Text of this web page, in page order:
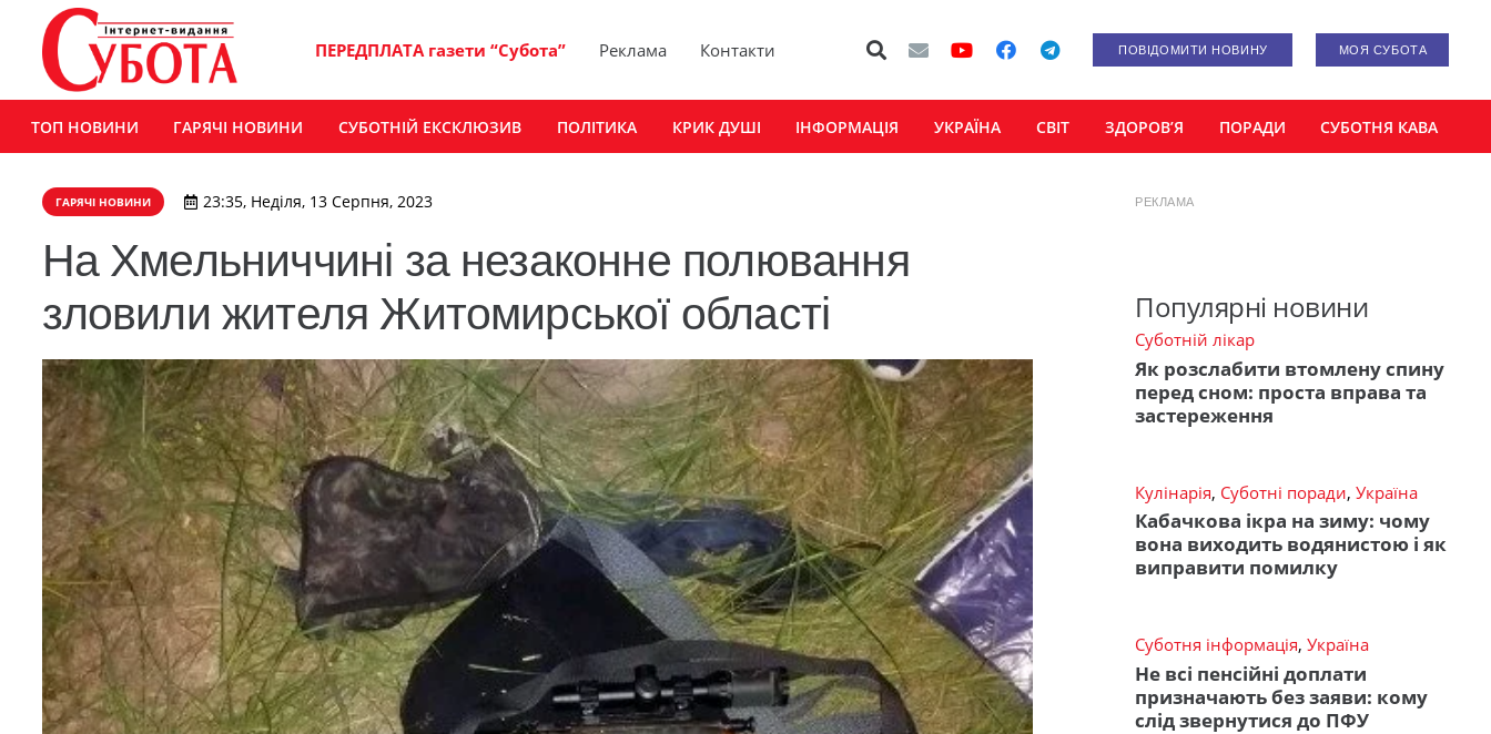
ПЕРЕДПЛАТА газети “Субота” Реклама Контакти ПОВІДОМИТИ НОВИНУ МОЯ СУБОТА
ТОП НОВИНИ ГАРЯЧІ НОВИНИ СУБОТНІЙ ЕКСКЛЮЗИВ ПОЛІТИКА КРИК ДУШІ ІНФОРМАЦІЯ УКРАЇНА СВІТ ЗДОРОВ’Я ПОРАДИ СУБОТНЯ КАВА
ГАРЯЧІ НОВИНИ 23:35, Неділя, 13 Серпня, 2023
На Хмельниччині за незаконне полювання
зловили жителя Житомирської області
РЕКЛАМА
Популярні новини
Суботній лікар
Як розслабити втомлену спину
перед сном: проста вправа та
застереження
Кулінарія, Суботні поради, Україна
Кабачкова ікра на зиму: чому
вона виходить водянистою і як
виправити помилку
Суботня інформація, Україна
Не всі пенсійні доплати
призначають без заяви: кому
слід звернутися до ПФУ